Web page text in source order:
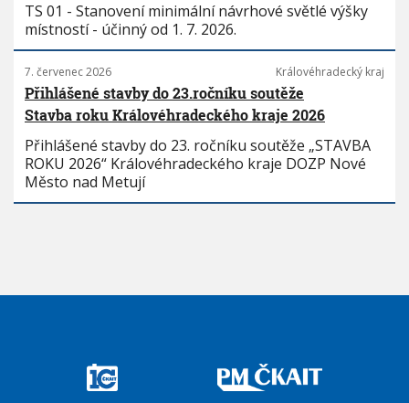
TS 01 - Stanovení minimální návrhové světlé výšky
místností - účinný od 1. 7. 2026.
7. červenec 2026 Královéhradecký kraj
Přihlášené stavby do 23.ročníku soutěže
Stavba roku Královéhradeckého kraje 2026
Přihlášené stavby do 23. ročníku soutěže „STAVBA
ROKU 2026“ Královéhradeckého kraje DOZP Nové
Město nad Metují